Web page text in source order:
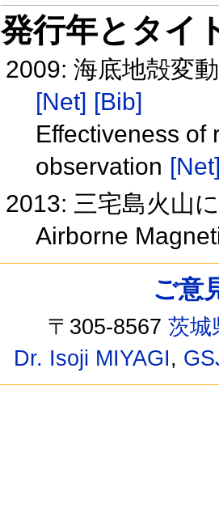
発行年とタイ
2009: 海底地殻変
[Net] [Bib]
Effectiveness of
observation [Net]
2013: 三宅島火山
Airborne
ご意
〒305-8567茨城
Dr. Isoji MIYAGI,